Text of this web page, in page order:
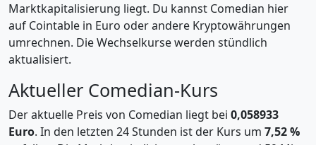
Marktkapitalisierung liegt. Du kannst Comedian hier
auf Cointable in Euro oder andere Kryptowährungen
umrechnen. Die Wechselkurse werden stündlich
aktualisiert.
Aktueller Comedian-Kurs
Der aktuelle Preis von Comedian liegt bei 0,058933
Euro. In den letzten 24 Stunden ist der Kurs um 7,52 %